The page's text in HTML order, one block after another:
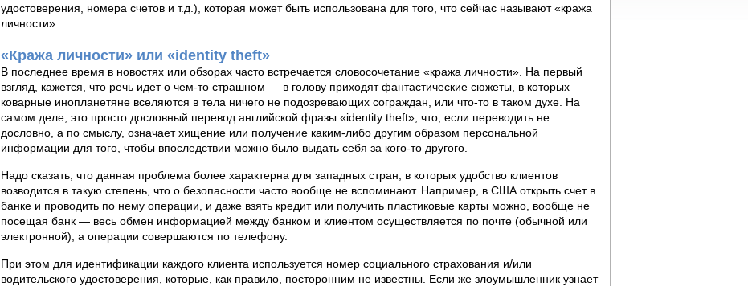
удостоверения, номера счетов и т.д.), которая может быть использована для того, что сейчас называют «кража
личности».
«Кража личности» или «identity theft»
В последнее время в новостях или обзорах часто встречается словосочетание «кража личности». На первый
взгляд, кажется, что речь идет о чем-то страшном — в голову приходят фантастические сюжеты, в которых
коварные инопланетяне вселяются в тела ничего не подозревающих сограждан, или что-то в таком духе. На
самом деле, это просто дословный перевод английской фразы «identity theft», что, если переводить не
дословно, а по смыслу, означает хищение или получение каким-либо другим образом персональной
информации для того, чтобы впоследствии можно было выдать себя за кого-то другого.
Надо сказать, что данная проблема более характерна для западных стран, в которых удобство клиентов
возводится в такую степень, что о безопасности часто вообще не вспоминают. Например, в США открыть счет в
банке и проводить по нему операции, и даже взять кредит или получить пластиковые карты можно, вообще не
посещая банк — весь обмен информацией между банком и клиентом осуществляется по почте (обычной или
электронной), а операции совершаются по телефону.
При этом для идентификации каждого клиента используется номер социального страхования и/или
водительского удостоверения, которые, как правило, посторонним не известны. Если же злоумышленник узнает